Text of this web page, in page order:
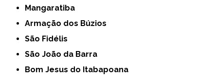
Mangaratiba
Armação dos Búzios
São Fidélis
São João da Barra
Bom Jesus do Itabapoana